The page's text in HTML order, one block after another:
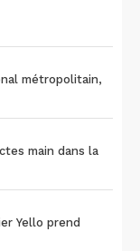
métropolitain,
main dans la
Yello prend